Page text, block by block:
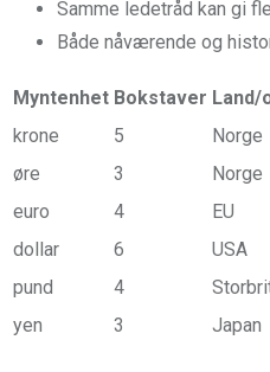
Samme ledetråd kan gi
Både nåværende og
Myntenhet Bokstaver Land/
krone
5 Norge
øre
3 Norge
euro
4 EU
dollar
6 USA
pund
4
yen
3 Japan